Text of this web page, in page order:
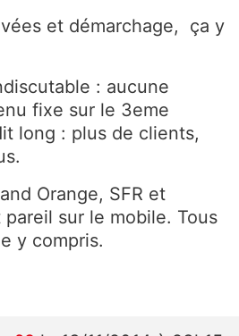
et démarchage, ça y
: aucune
fixe sur le 3eme
long : plus de clients,
Orange, SFR et
sur le mobile. Tous
y compris.